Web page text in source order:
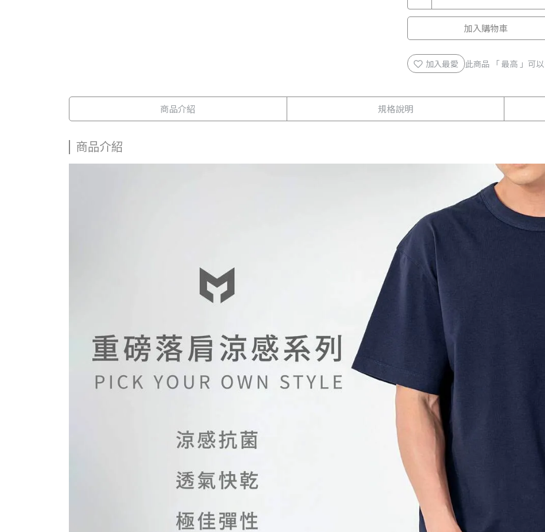
加入購物車
加入最愛 此商品 「 最高 」可
商品介紹 規格說明
商品介紹